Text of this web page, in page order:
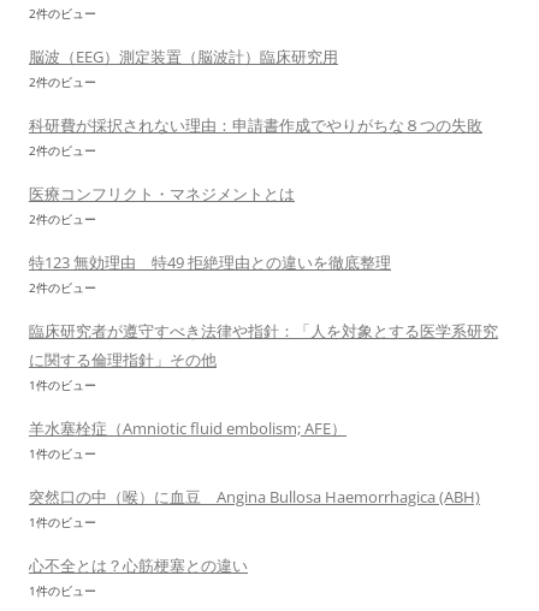
2件のビュー
脳波（EEG）測定装置（脳波計）臨床研究用
2件のビュー
科研費が採択されない理由：申請書作成でやりがちな８つの失敗
2件のビュー
医療コンフリクト・マネジメントとは
2件のビュー
特123 無効理由 特49 拒絶理由との違いを徹底整理
2件のビュー
臨床研究者が遵守すべき法律や指針：「人を対象とする医学系研究
に関する倫理指針」その他
1件のビュー
羊水塞栓症（Amniotic fluid embolism; AFE）
1件のビュー
突然口の中（喉）に血豆 Angina Bullosa Haemorrhagica (ABH)
1件のビュー
心不全とは？心筋梗塞との違い
1件のビュー